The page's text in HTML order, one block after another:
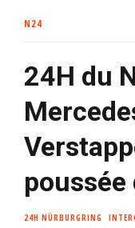
N24
24H du
poussée
24H NÜRBURGRING